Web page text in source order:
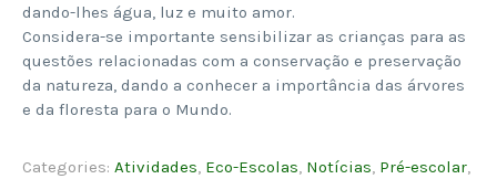
dando-lhes água, luz e muito amor.
Considera-se importante sensibilizar as crianças para as
questões relacionadas com a conservação e preservação
da natureza, dando a conhecer a importância das árvores
e da floresta para o Mundo.
Categories: Atividades, Eco-Escolas, Notícias, Pré-escolar,